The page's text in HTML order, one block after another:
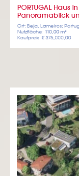
PORTUGAL Haus
Panoramablick
Ort: Beja, Lameiros;
Nutzfläche: 110,00 m²
Kaufpreis: € 375,000,00